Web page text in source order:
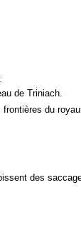
de Triniach.
frontières du
des